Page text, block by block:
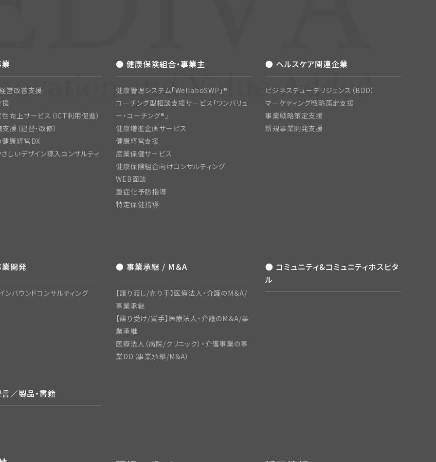
営改善支援
援
向上サービス（ICT利用促進）
援（建替・改修）
康経営DX
しいデザイン導入コンサルティ
● 健康保険組合・事業主
健康管理システム「WellaboSWP」®
コーチング型相談支援サービス「ワンバリュ
ー・コーチング®」
健康増進企画サービス
健康経営支援
産業保健サービス
健康保険組合向けコンサルティング
WEB面談
重症化予防指導
特定保健指導
● ヘルスケア関連企業
ビジネスデューデリジェンス（BDD）
マーケティング戦略策定支援
事業戦略策定支援
新規事業開発支援
開発
ンバウンドコンサルティング
● 事業承継 / M＆A
【譲り渡し/売り手】医療法人・介護のM＆A/
事業承継
【譲り受け/買手】医療法人・介護のM＆A/事
業承継
医療法人（病院/クリニック）・介護事業の事
業DD（事業承継/M＆A）
● コミュニティ&コミュニティホスピタ
ル
／製品・書籍